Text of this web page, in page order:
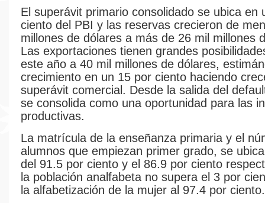
El superávit primario consolidado se ubica en
ciento del PBI y las reservas crecieron de
millones de dólares a más de 26 mil millones
Las exportaciones tienen grandes
este año a 40 mil millones de dólares,
crecimiento en un 15 por ciento haciendo
superávit comercial. Desde la salida del
se consolida como una oportunidad para las
productivas.
La matrícula de la enseñanza primaria y el
alumnos que empiezan primer grado, se
del 91.5 por ciento y el 86.9 por ciento
la población analfabeta no supera el 3 por
la alfabetización de la mujer al 97.4 por ciento.